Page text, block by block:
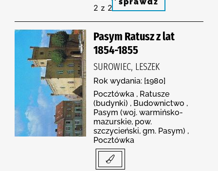
2 z 2
sprawdź
Pasym Ratusz z lat
1854-1855
SUROWIEC, LESZEK
Rok wydania: [1980]
Pocztówka , Ratusze
(budynki) , Budownictwo ,
Pasym (woj. warmińsko-
mazurskie, pow.
szczycieński, gm. Pasym) ,
Pocztówka